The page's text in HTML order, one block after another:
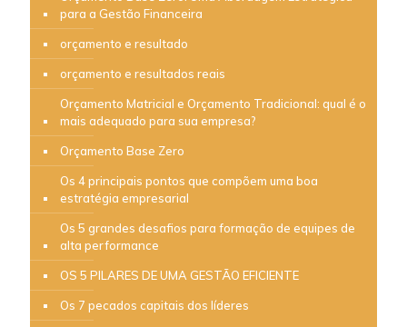
para a Gestão Financeira
orçamento e resultado
orçamento e resultados reais
Orçamento Matricial e Orçamento Tradicional: qual é o
mais adequado para sua empresa?
Orçamento Base Zero
Os 4 principais pontos que compõem uma boa
estratégia empresarial
Os 5 grandes desafios para formação de equipes de
alta performance
OS 5 PILARES DE UMA GESTÃO EFICIENTE
Os 7 pecados capitais dos líderes